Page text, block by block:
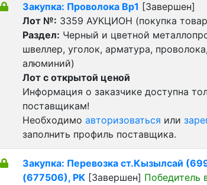
Закупка: Проволока Вр1 [Завершен]
Лот №: 3359 АУКЦИОН (покупка
Раздел: Черный и цветной
швеллер, уголок, арматура,
алюминий)
Лот с открытой ценой
Информация о заказчике доступна
поставщикам!
Необходимо авторизоваться или
заполнить профиль поставщика.
Закупка: Перевозка ст.Кызылсай
(677506), РК [Завершен] Победитель